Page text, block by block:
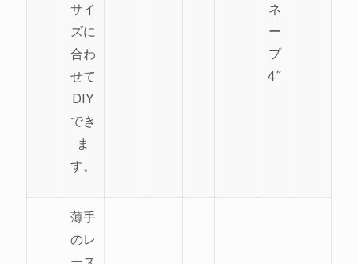
サイ
ズに
合わ
せて
DIY
でき
ま
す。
ネ
ー
プ
4˝
薄手
のレ